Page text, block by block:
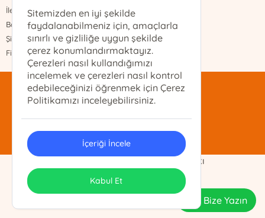
İletişim
Banka Hesapları
Şifremi Unuttum
Fiyat Listesi
mentis@mentis.com.tr
(212)-210-74-74
Demo Ticaret Ltd. Şti. Telif Hakkı
Tasarım & Uygulama
Bize Yazın
Sitemizden en iyi şekilde
faydalanabilmeniz için, amaçlarla
sınırlı ve gizliliğe uygun şekilde
çerez konumlandırmaktayız.
Çerezleri nasıl kullandığımızı
incelemek ve çerezleri nasıl kontrol
edebileceğinizi öğrenmek için Çerez
Politikamızı inceleyebilirsiniz.
İçeriği İncele
Kabul Et